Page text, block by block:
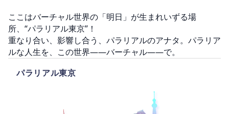
ここはバーチャル世界の「明日」が生まれいずる場
所、“パラリアル東京”！
重なり合い、影響し合う、パラリアルのアナタ。パラリア
パラリアル東京